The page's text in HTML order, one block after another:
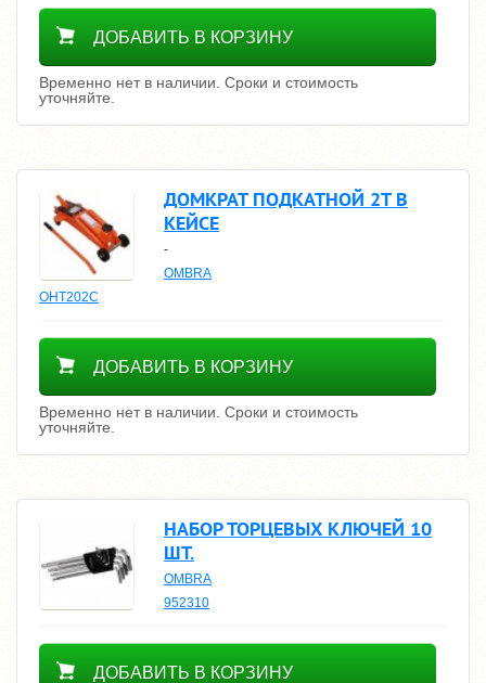
Уточнить цену
ДОБАВИТЬ В КОРЗИНУ
Временно нет в наличии. Сроки и стоимость
уточняйте.
ДОМКРАТ ПОДКАТНОЙ 2Т В
КЕЙСЕ
-
OMBRA
OHT202C
Уточнить цену
ДОБАВИТЬ В КОРЗИНУ
Временно нет в наличии. Сроки и стоимость
уточняйте.
НАБОР ТОРЦЕВЫХ КЛЮЧЕЙ 10
ШТ.
OMBRA
952310
Уточнить цену
ДОБАВИТЬ В КОРЗИНУ